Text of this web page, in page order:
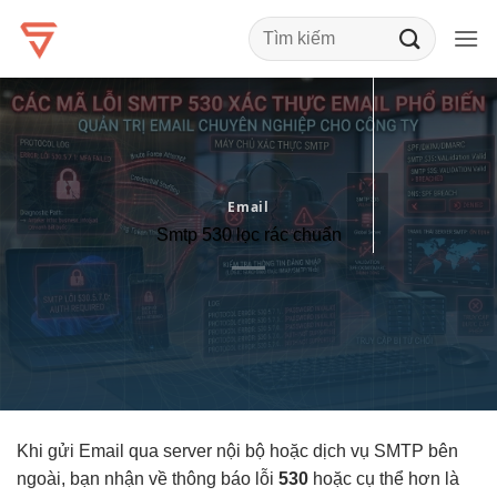
qua
dung
Email
Smtp 530 lọc rác chuẩn
Khi gửi Email qua server nội bộ hoặc dịch vụ SMTP bên
ngoài, bạn nhận về thông báo lỗi 530 hoặc cụ thể hơn là